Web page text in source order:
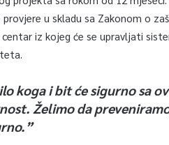
u skladu sa Zakonom o
iz kojeg će se upravljati
koga i bit će sigurno sa
Želimo da